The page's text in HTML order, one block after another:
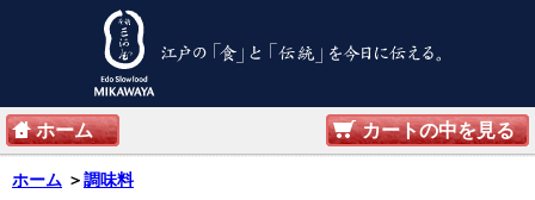
ホーム カートの中を見る
ホーム ＞調味料